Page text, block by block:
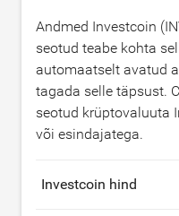
Andmed Investcoin
seotud teabe kohta
automaatselt avatud
tagada selle täpsust.
seotud krüptovaluuta
või esindajatega.
Investcoin hind